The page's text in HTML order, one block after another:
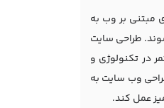
مبتنی بر وب به
طراحی سایت
در تکنولوژی و
وب‌ سایت به
عمل کند.